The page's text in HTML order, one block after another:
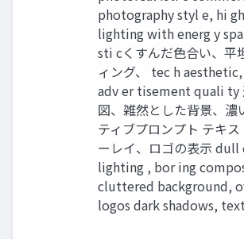
photography styl e, hi
lighting with energ y
sti cくすんだ色合い、平
ィング、 tec h
adv er tisement quali ty
図、雑然とした背景、濃
ティブプロンプト テキ
ーレイ、ロゴの表示
lighting , bor ing
cluttered background,
logos dark shadows,